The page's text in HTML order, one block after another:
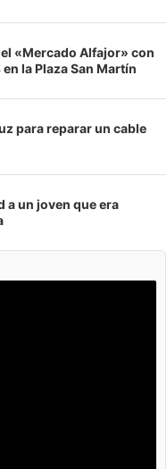
«Mercado Alfajor» con
la Plaza San Martín
para reparar un cable
a un joven que era